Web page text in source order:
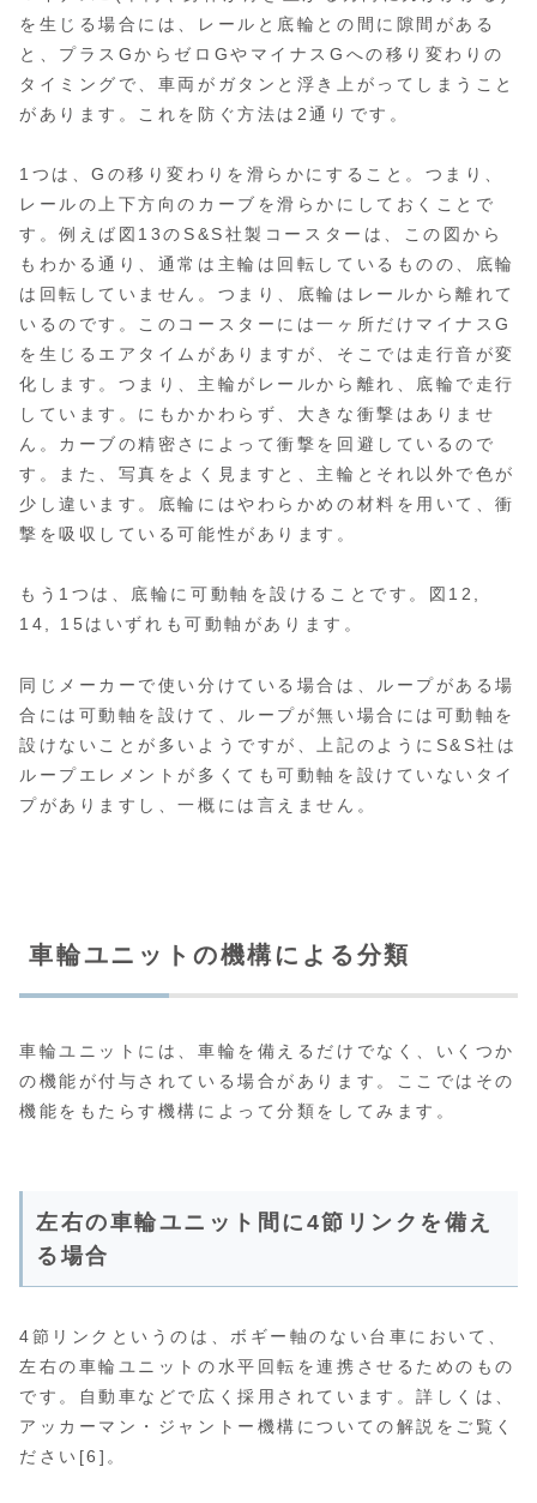
を生じる場合には、レールと底輪との間に隙間がある
と、プラスGからゼロGやマイナスGへの移り変わりの
タイミングで、車両がガタンと浮き上がってしまうこと
があります。これを防ぐ方法は2通りです。
1つは、Gの移り変わりを滑らかにすること。つまり、
レールの上下方向のカーブを滑らかにしておくことで
す。例えば図13のS&S社製コースターは、この図から
もわかる通り、通常は主輪は回転しているものの、底輪
は回転していません。つまり、底輪はレールから離れて
いるのです。このコースターには一ヶ所だけマイナスG
を生じるエアタイムがありますが、そこでは走行音が変
化します。つまり、主輪がレールから離れ、底輪で走行
しています。にもかかわらず、大きな衝撃はありませ
ん。カーブの精密さによって衝撃を回避しているので
す。また、写真をよく見ますと、主輪とそれ以外で色が
少し違います。底輪にはやわらかめの材料を用いて、衝
撃を吸収している可能性があります。
もう1つは、底輪に可動軸を設けることです。図12,
14, 15はいずれも可動軸があります。
同じメーカーで使い分けている場合は、ループがある場
合には可動軸を設けて、ループが無い場合には可動軸を
設けないことが多いようですが、上記のようにS&S社は
ループエレメントが多くても可動軸を設けていないタイ
プがありますし、一概には言えません。
車輪ユニットの機構による分類
車輪ユニットには、車輪を備えるだけでなく、いくつか
の機能が付与されている場合があります。ここではその
機能をもたらす機構によって分類をしてみます。
左右の車輪ユニット間に4節リンクを備え
る場合
4節リンクというのは、ボギー軸のない台車において、
左右の車輪ユニットの水平回転を連携させるためのもの
です。自動車などで広く採用されています。詳しくは、
アッカーマン・ジャントー機構についての解説をご覧く
ださい[6]。